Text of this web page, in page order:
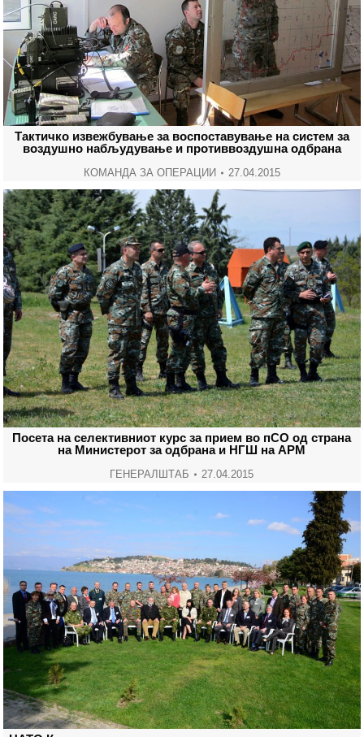
Тактичко извежбување за воспоставување на систем за
воздушно набљудување и противвоздушна одбрана
КОМАНДА ЗА ОПЕРАЦИИ 27.04.2015
Посета на селективниот курс за прием во пСО од страна
на Министерот за одбрана и НГШ на АРМ
ГЕНЕРАЛШТАБ 27.04.2015